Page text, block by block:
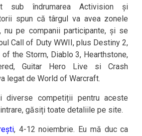
sub îndrumarea Activision și
spun că târgul va avea zonele
nu pe companii participante, și se
Call of Duty WWII, plus Destiny 2,
the Storm, Diablo 3, Hearthstone,
Guitar Hero Live si Crash
legat de World of Warcraft.
diverse competiții pentru aceste
găsiți toate detaliile pe site.
, 4-12 noiembrie. Eu mă duc ca